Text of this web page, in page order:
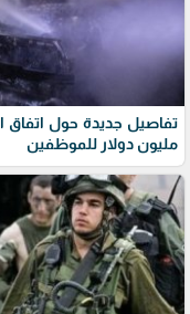
مليون دولار للموظفين